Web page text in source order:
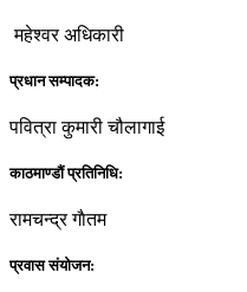
महेश्वर अधिकारी
प्रधान सम्पादक:
पवित्रा कुमारी चौलागाई
काठमाण्डौं प्रतिनिधि:
रामचन्द्र गाैतम
प्रवास संयोजन: